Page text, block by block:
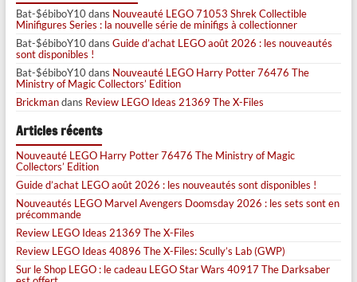
Bat-$ébiboY10dans Nouveauté LEGO 71053 Shrek Collectible
Minifigures Series : la nouvelle série de minifigs à collectionner
Bat-$ébiboY10dans Guide d’achat LEGO août 2026 : les nouveautés
sont disponibles !
Bat-$ébiboY10dans Nouveauté LEGO Harry Potter 76476 The
Ministry of Magic Collectors’ Edition
Brickmandans Review LEGO Ideas 21369 The X-Files
Articles récents
Nouveauté LEGO Harry Potter 76476 The Ministry of Magic
Collectors’ Edition
Guide d’achat LEGO août 2026 : les nouveautés sont disponibles !
Nouveautés LEGO Marvel Avengers Doomsday 2026 : les sets sont en
précommande
Review LEGO Ideas 21369 The X-Files
Review LEGO Ideas 40896 The X-Files: Scully’s Lab (GWP)
Sur le Shop LEGO : le cadeau LEGO Star Wars 40917 The Darksaber